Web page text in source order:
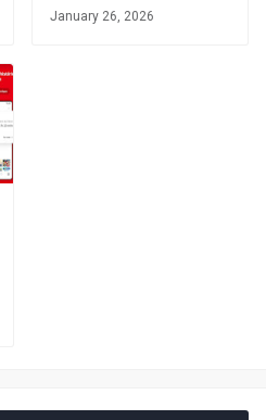
January 26, 2026